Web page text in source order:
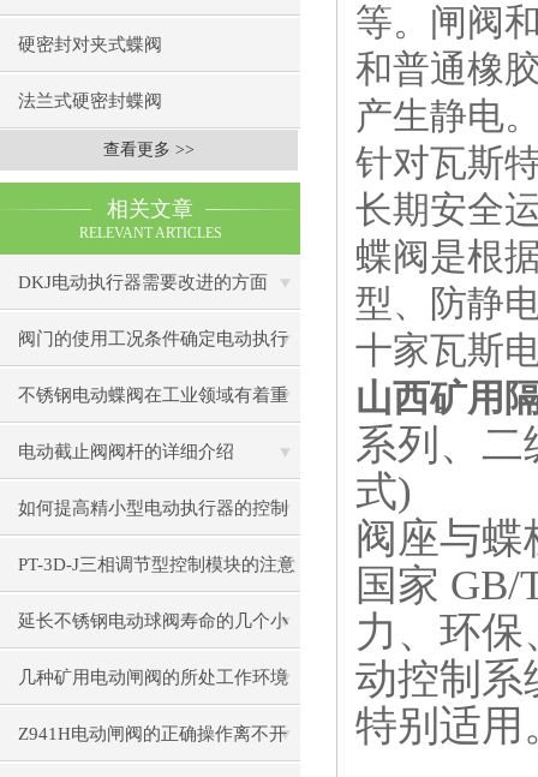
硬密封对夹式蝶阀
法兰式硬密封蝶阀
查看更多 >>
相关文章
RELEVANT ARTICLES
DKJ电动执行器需要改进的方面
阀门的使用工况条件确定电动执行
器选择
不锈钢电动蝶阀在工业领域有着重
要作用
电动截止阀阀杆的详细介绍
如何提高精小型电动执行器的控制
精度
PT-3D-J三相调节型控制模块的注意
事项
延长不锈钢电动球阀寿命的几个小
秘诀
几种矿用电动闸阀的所处工作环境
汇总
Z941H电动闸阀的正确操作离不开
等。闸阀
和普通橡
产生静电
针对瓦斯
长期安全
蝶阀是根
型、防静
十家瓦斯
山西矿用
系列、
式)
阀座与
国家 GB/
力、环
动控制
特别适用